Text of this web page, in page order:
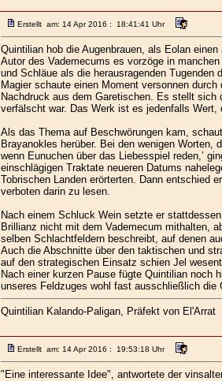
Erstellt am: 14 Apr 2016 : 18:41:41 Uhr
Quintilian hob die Augenbrauen, als Eolan
Autor des Vademecums es vorzöge in
und Schläue als die herausragenden Tugenden
Magier schaute einen Moment versonnen
Nachdruck aus dem Garetischen. Es stellt sich
verfälscht war. Das Werk ist es jedenfalls Wert,
Als das Thema auf Beschwörungen kam,
Brayanokles herüber. Bei den wenigen
wenn Eunuchen über das Liebesspiel reden,’
einschlägigen Traktate neueren Datums
Tobrischen Landen erörterten. Dann entschied
verboten darin zu lesen.
Nach einem Schluck Wein setzte er
Brillianz nicht mit dem Vademecum mithalten,
selben Schlachtfeldern beschreibt, auf denen
Auch die Abschnitte über den taktischen und
auf den strategischen Einsatz schien Jel
Nach einer kurzen Pause fügte Quintilian noch
unseres Feldzuges wohl fast ausschließlich die
Quintilian Kalando-Paligan, Präfekt von El'Arrat
Erstellt am: 14 Apr 2016 : 19:53:18 Uhr
"Eine interessante Idee", antwortete der